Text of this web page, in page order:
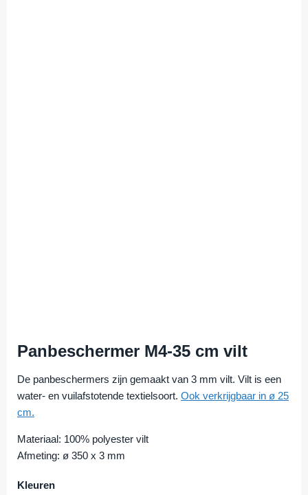
Panbeschermer M4-35 cm vilt
De panbeschermers zijn gemaakt van 3 mm vilt. Vilt is een
water- en vuilafstotende textielsoort. Ook verkrijgbaar in ø 25
cm.
Materiaal: 100% polyester vilt
Afmeting: ø 350 x 3 mm
Kleuren